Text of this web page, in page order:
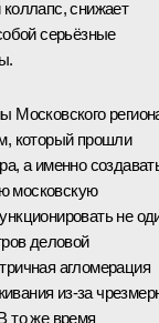
снижает
серьёзные
Московского
который прошли
а именно
московскую
не
деловой
агломерация
из‑за
то же время